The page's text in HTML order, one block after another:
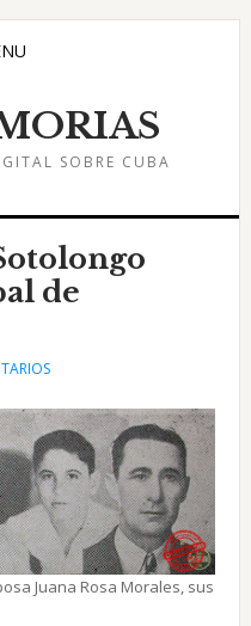
SOBRE CUBA
de
Juana Rosa Morales, sus